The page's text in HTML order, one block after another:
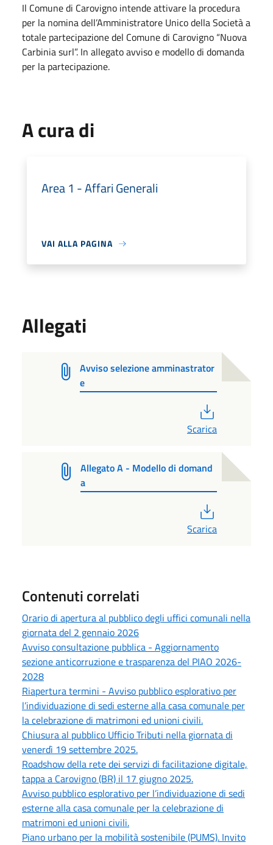
Il Comune di Carovigno intende attivare la procedura
per la nomina dell’Amministratore Unico della Società a
totale partecipazione del Comune di Carovigno “Nuova
Carbinia surl”. In allegato avviso e modello di domanda
per la partecipazione.
A cura di
Area 1 - Affari Generali
VAI ALLA PAGINA
Allegati
Avviso selezione amminastrator
e
Scarica
Allegato A - Modello di domand
a
Scarica
Contenuti correlati
Orario di apertura al pubblico degli uffici comunali nella
giornata del 2 gennaio 2026
Avviso consultazione pubblica - Aggiornamento
sezione anticorruzione e trasparenza del PIAO 2026-
2028
Riapertura termini - Avviso pubblico esplorativo per
l’individuazione di sedi esterne alla casa comunale per
la celebrazione di matrimoni ed unioni civili.
Chiusura al pubblico Ufficio Tributi nella giornata di
venerdì 19 settembre 2025.
Roadshow della rete dei servizi di facilitazione digitale,
tappa a Carovigno (BR) il 17 giugno 2025.
Avviso pubblico esplorativo per l’individuazione di sedi
esterne alla casa comunale per la celebrazione di
matrimoni ed unioni civili.
Piano urbano per la mobilità sostenibile (PUMS). Invito